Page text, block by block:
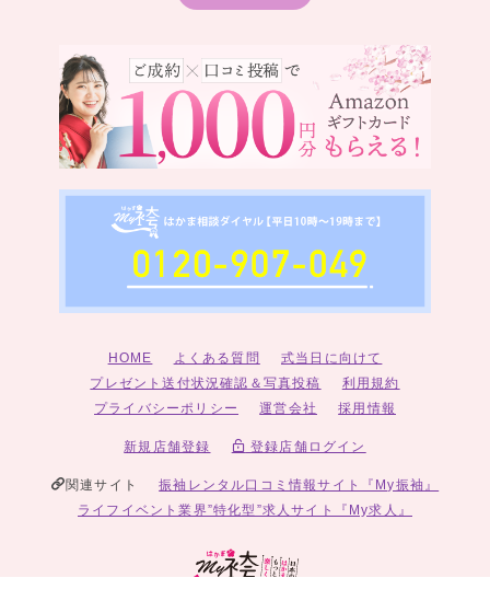
HOME よくある質問
式当日に向けて
プレゼント送付状況確認＆写真投稿
利用規約
プライバシーポリシー
運営会社 採用情報
新規店舗登録 登録店舗ログイン
関連サイト
振袖レンタル口コミ情報サイト『My振袖』
ライフイベント業界”特化型”求人サイト『My求人』